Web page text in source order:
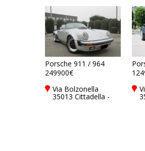
Porsche 911 / 964
249900€
Via Bolzonella
35013 Cittadella -